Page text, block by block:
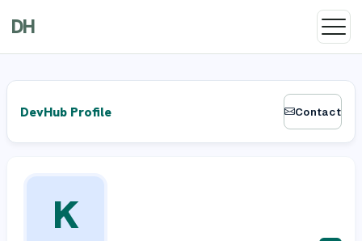
DH
DevHub Profile Contact
K